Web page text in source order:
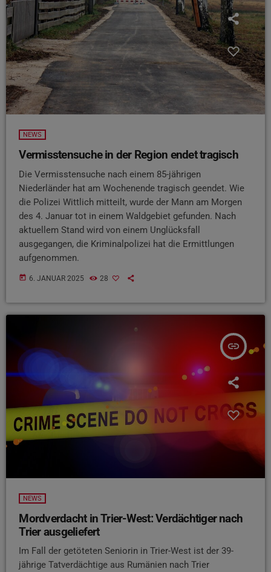
NEWS
Vermisstensuche in der Region endet tragisch
Die Vermisstensuche nach einem 85-jährigen
Niederländer hat am Wochenende tragisch geendet. Wie
die Polizei Wittlich mitteilt, wurde der Mann am Morgen
des 4. Januar tot in einem Waldgebiet gefunden. Nach
aktuellem Stand wird von einem Unglücksfall
ausgegangen, die Kriminalpolizei hat die Ermittlungen
aufgenommen.
today 6. JANUAR 2025 28
insert_link
NEWS
Mordverdacht in Trier-West: Verdächtiger nach
Trier ausgeliefert
Im Fall der getöteten Seniorin in Trier-West ist der 39-
jährige Tatverdächtige aus Rumänien nach Trier